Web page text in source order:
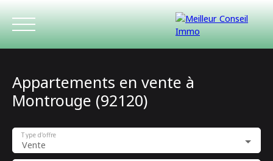
Appartements en vente à
Montrouge (92120)
Vente
Type d'offre